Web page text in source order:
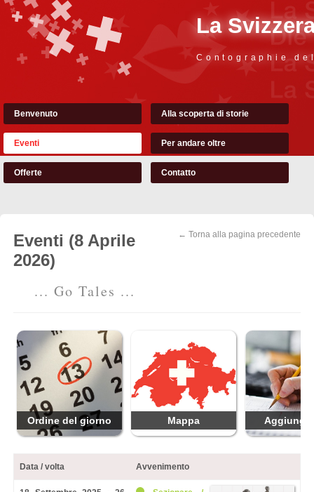
La
Contographie
Benvenuto Alla scoperta di storie
Eventi Per andare oltre
Offerte Contatto
← Torna alla pagina precedente
Eventi (8 Aprile
2026)
... Go Tales ...
Ordine del giorno Mappa Aggiungi
Data / volta Avvenimento